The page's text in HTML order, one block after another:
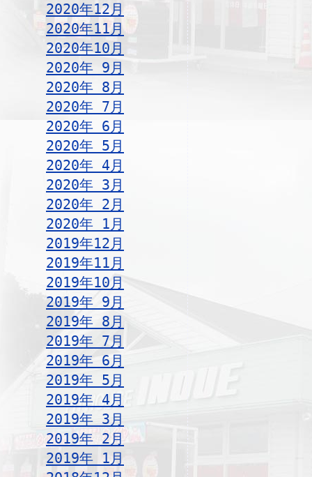
2020年12月
2020年11月
2020年10月
2020年 9月
2020年 8月
2020年 7月
2020年 6月
2020年 5月
2020年 4月
2020年 3月
2020年 2月
2020年 1月
2019年12月
2019年11月
2019年10月
2019年 9月
2019年 8月
2019年 7月
2019年 6月
2019年 5月
2019年 4月
2019年 3月
2019年 2月
2019年 1月